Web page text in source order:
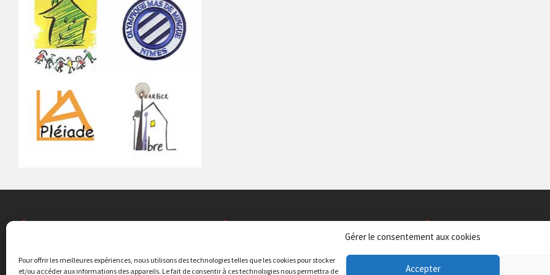
Gérer le consentement aux cookies
Pour offrir les meilleures expériences, nous utilisons des technologies telles que les cookies pour stocker
et/ou accéder aux informations des appareils. Le fait de consentir à ces technologies nous permettra de
Accepter
ASSOCIATIONS LOCALES EDUCATION
20 rue Agrippa d’Aubigné, 30 000 Nîmes
SERVICES
Centre Jean Paulhan 72, av. M.